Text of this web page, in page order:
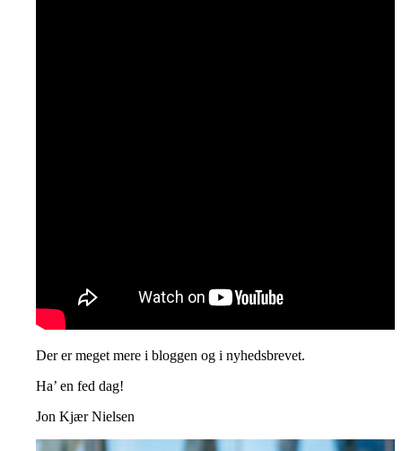
Der er meget mere i bloggen og i nyhedsbrevet.
Ha’ en fed dag!
Jon Kjær Nielsen